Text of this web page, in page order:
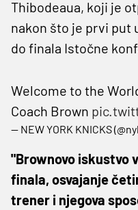
Thibodeaua, koji je
nakon što je prvi put
do finala Istočne
Welcome to the
Coach Brown
— NEW YORK KNICKS
"Brownovo iskustvo
finala, osvajanje
trener i njegova